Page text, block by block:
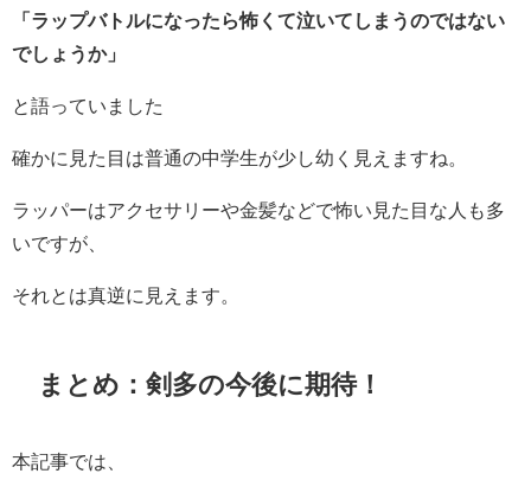
「ラップバトルになったら怖くて泣いてしまうのではない
でしょうか」
と語っていました
確かに見た目は普通の中学生が少し幼く見えますね。
ラッパーはアクセサリーや金髪などで怖い見た目な人も多
いですが、
それとは真逆に見えます。
まとめ：剣多の今後に期待！
本記事では、